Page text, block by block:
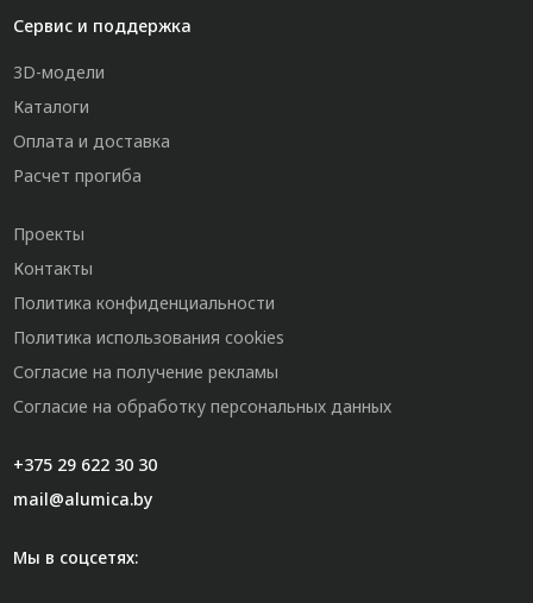
Сервис и поддержка
3D-модели
Каталоги
Оплата и доставка
Расчет прогиба
Проекты
Контакты
Политика конфиденциальности
Политика использования cookies
Согласие на получение рекламы
Согласие на обработку персональных данных
+375 29 622 30 30
mail@alumica.by
Мы в соцсетях: